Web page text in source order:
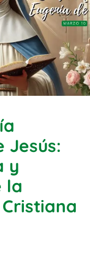
Jesús:
y
la